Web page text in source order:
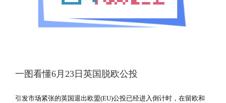
一图看懂6月23日英国脱欧公投
引发市场紧张的英国退出欧盟(EU)公投已经进入倒计时，在留欧和